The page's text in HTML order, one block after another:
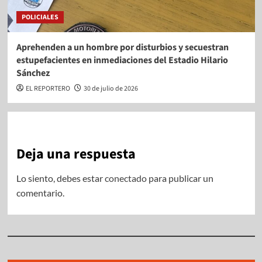
POLICIALES
Aprehenden a un hombre por disturbios y secuestran
estupefacientes en inmediaciones del Estadio Hilario
Sánchez
EL REPORTERO 30 de julio de 2026
Deja una respuesta
Lo siento, debes estarconectadopara publicar un
comentario.